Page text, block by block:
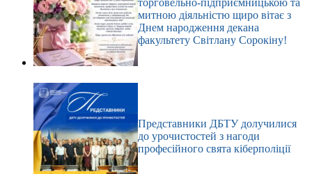
митною діяльністю щиро вітає з
Днем народження декана
факультету Світлану Сорокіну!
Представники ДБТУ долучилися
до урочистостей з нагоди
професійного свята кіберполіції